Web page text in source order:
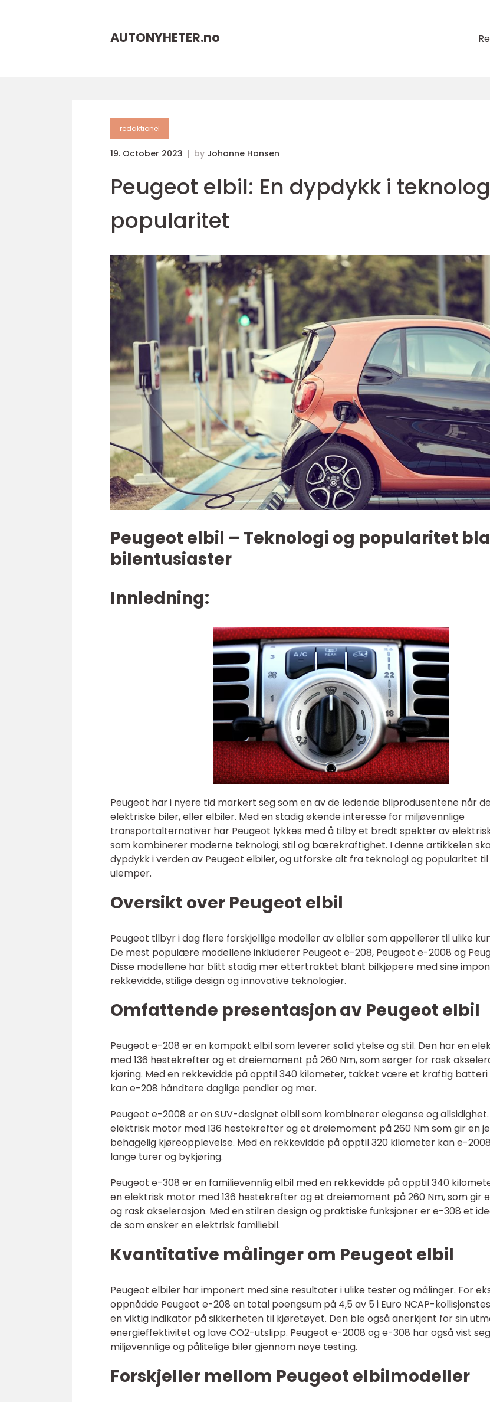
AUTONYHETER.no
redaktionel
19. October 2023 by Johanne Hansen
Peugeot elbil: En dypdykk i
popularitet
Peugeot elbil – Teknologi og popularitet
bilentusiaster
Innledning:
Peugeot har i nyere tid markert seg som en av de ledende bilprodusentene når
elektriske biler, eller elbiler. Med en stadig økende interesse for miljøvennlige
transportalternativer har Peugeot lykkes med å tilby et bredt spekter av
som kombinerer moderne teknologi, stil og bærekraftighet. I denne artikkelen
dypdykk i verden av Peugeot elbiler, og utforske alt fra teknologi og popularitet
ulemper.
Oversikt over Peugeot elbil
Peugeot tilbyr i dag flere forskjellige modeller av elbiler som appellerer til ulike
De mest populære modellene inkluderer Peugeot e-208, Peugeot e-2008 og
Disse modellene har blitt stadig mer ettertraktet blant bilkjøpere med sine
rekkevidde, stilige design og innovative teknologier.
Omfattende presentasjon av Peugeot elbil
Peugeot e-208 er en kompakt elbil som leverer solid ytelse og stil. Den har en
med 136 hestekrefter og et dreiemoment på 260 Nm, som sørger for rask
kjøring. Med en rekkevidde på opptil 340 kilometer, takket være et kraftig batteri
kan e-208 håndtere daglige pendler og mer.
Peugeot e-2008 er en SUV-designet elbil som kombinerer eleganse og
elektrisk motor med 136 hestekrefter og et dreiemoment på 260 Nm som gir en
behagelig kjøreopplevelse. Med en rekkevidde på opptil 320 kilometer kan e-
lange turer og bykjøring.
Peugeot e-308 er en familievennlig elbil med en rekkevidde på opptil 340
en elektrisk motor med 136 hestekrefter og et dreiemoment på 260 Nm, som gir
og rask akselerasjon. Med en stilren design og praktiske funksjoner er e-308 et
de som ønsker en elektrisk familiebil.
Kvantitative målinger om Peugeot elbil
Peugeot elbiler har imponert med sine resultater i ulike tester og målinger. For
oppnådde Peugeot e-208 en total poengsum på 4,5 av 5 i Euro NCAP-
en viktig indikator på sikkerheten til kjøretøyet. Den ble også anerkjent for sin
energieffektivitet og lave CO2-utslipp. Peugeot e-2008 og e-308 har også vist
miljøvennlige og pålitelige biler gjennom nøye testing.
Forskjeller mellom Peugeot elbilmodeller